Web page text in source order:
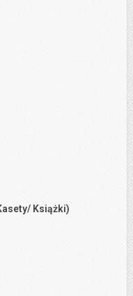
Książki)